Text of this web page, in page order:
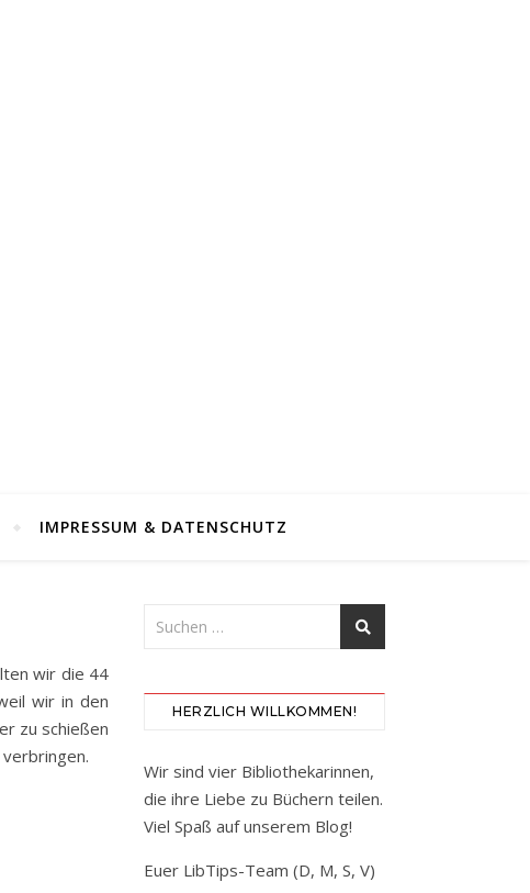
IMPRESSUM & DATENSCHUTZ
wir die 44
wir in den
zu schießen
HERZLICH WILLKOMMEN!
Wir sind vier Bibliothekarinnen,
die ihre Liebe zu Büchern teilen.
Viel Spaß auf unserem Blog!
Euer LibTips-Team (D, M, S, V)